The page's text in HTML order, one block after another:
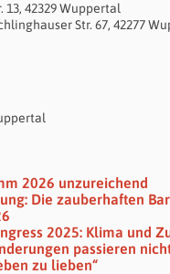
42329 Wuppertal
Str. 67, 42277
2026 unzureichend
Die zauberhaften
2025: Klima und
passieren
zu lieben“